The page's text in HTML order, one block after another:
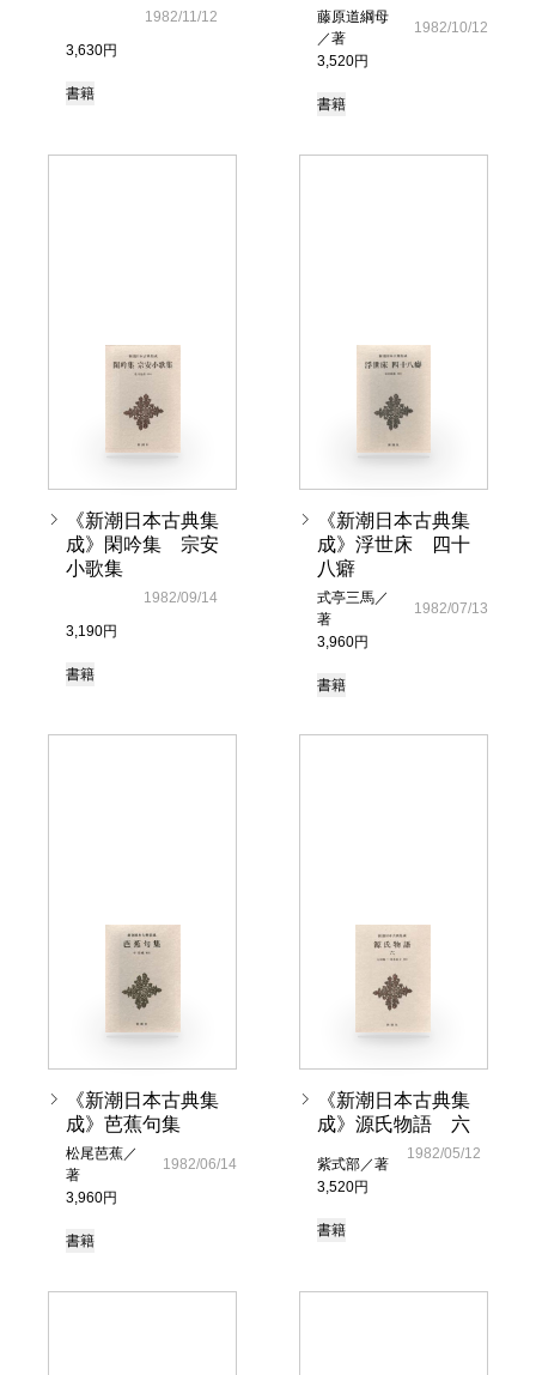
3,630円
1982/11/12
書籍
藤原道綱母
／著
3,520円
1982/10/12
書籍
《新潮日本古典集
成》閑吟集 宗安
小歌集
3,190円
1982/09/14
書籍
《新潮日本古典集
成》浮世床 四十
八癖
式亭三馬／
著
3,960円
1982/07/13
書籍
《新潮日本古典集
成》芭蕉句集
松尾芭蕉／
著
3,960円
1982/06/14
書籍
《新潮日本古典集
成》源氏物語 六
紫式部／著
3,520円
1982/05/12
書籍